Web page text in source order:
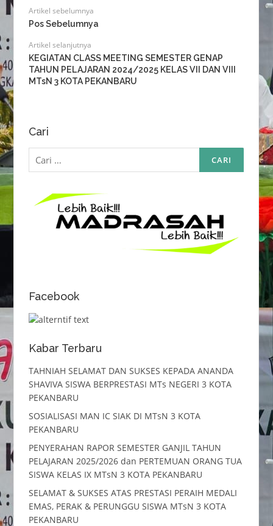
Artikel sebelumnya
Pos Sebelumnya
Artikel selanjutnya
KEGIATAN CLASS MEETING SEMESTER GENAP
TAHUN PELAJARAN 2024/2025 KELAS VII DAN VIII
MTsN 3 KOTA PEKANBARU
Cari
Cari
untuk:
Facebook
Kabar Terbaru
TAHNIAH SELAMAT DAN SUKSES KEPADA ANANDA
SHAVIVA SISWA BERPRESTASI MTs NEGERI 3 KOTA
PEKANBARU
SOSIALISASI MAN IC SIAK DI MTsN 3 KOTA
PEKANBARU
PENYERAHAN RAPOR SEMESTER GANJIL TAHUN
PELAJARAN 2025/2026 dan PERTEMUAN ORANG TUA
SISWA KELAS IX MTsN 3 KOTA PEKANBARU
SELAMAT & SUKSES ATAS PRESTASI PERAIH MEDALI
EMAS, PERAK & PERUNGGU SISWA MTsN 3 KOTA
PEKANBARU